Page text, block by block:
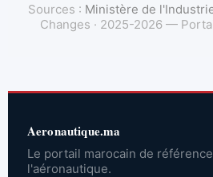
Sources : Ministère de
Changes · 2025-2026 —
Aeronautique.ma
Le portail marocain de
l'aéronautique.